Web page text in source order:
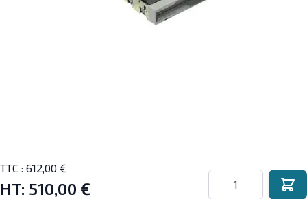
TTC : 612,00 €
HT: 510,00 €
Quantité